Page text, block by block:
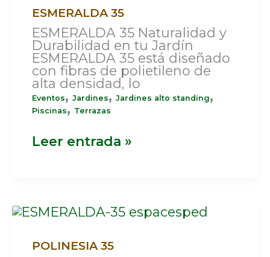
ESMERALDA 35
ESMERALDA 35 Naturalidad y
Durabilidad en tu Jardín
ESMERALDA 35 está diseñado
con fibras de polietileno de
alta densidad, lo
Eventos, Jardines, Jardines alto standing,
Piscinas, Terrazas
Leer entrada »
POLINESIA 35
POLINESIA